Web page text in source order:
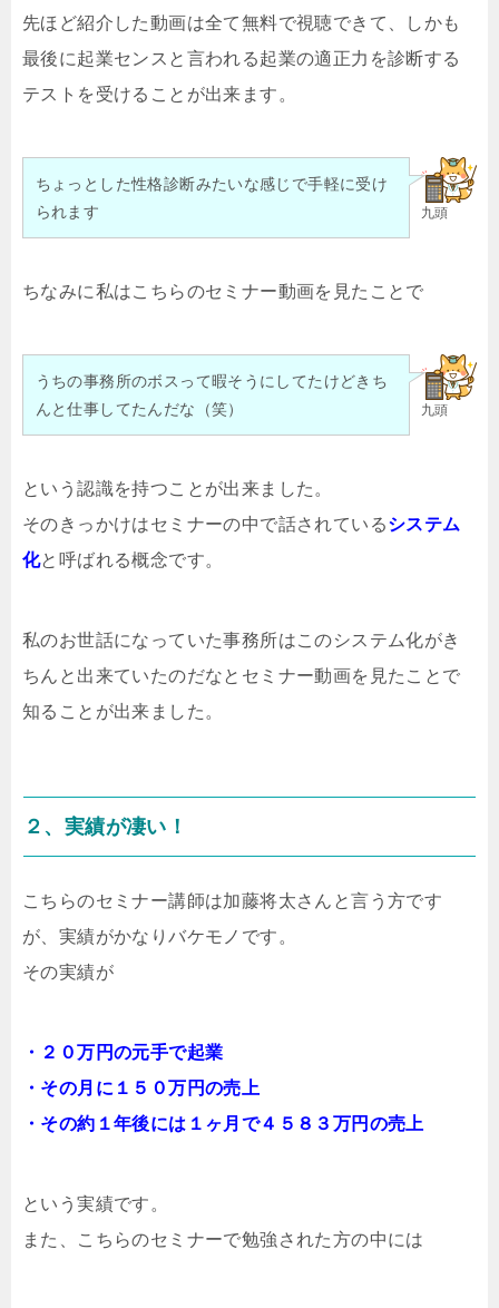
先ほど紹介した動画は全て無料で視聴できて、しかも
最後に起業センスと言われる起業の適正力を診断する
テストを受けることが出来ます。
九頭
ちょっとした性格診断みたいな感じで手軽に受け
られます
ちなみに私はこちらのセミナー動画を見たことで
九頭
うちの事務所のボスって暇そうにしてたけどきち
んと仕事してたんだな（笑）
という認識を持つことが出来ました。
そのきっかけはセミナーの中で話されているシステム
化と呼ばれる概念です。
私のお世話になっていた事務所はこのシステム化がき
ちんと出来ていたのだなとセミナー動画を見たことで
知ることが出来ました。
２、実績が凄い！
こちらのセミナー講師は加藤将太さんと言う方です
が、実績がかなりバケモノです。
その実績が
・２０万円の元手で起業
・その月に１５０万円の売上
・その約１年後には１ヶ月で４５８３万円の売上
という実績です。
また、こちらのセミナーで勉強された方の中には